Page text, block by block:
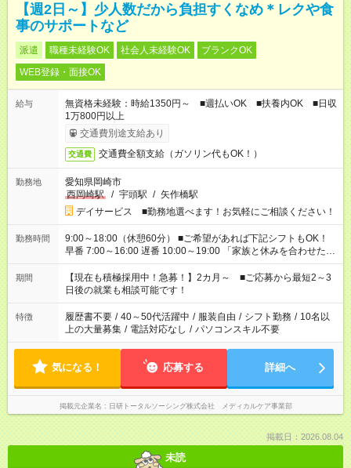
【週2日～】少人数だから負担すくなめ＊レクや食
事のサポートなど
派遣 職種未経験OK 社会人未経験OK
ブランクOK
WEB登録・面接OK
給与
無資格未経験：時給1350円～ ■週払いOK ■扶養内OK ■日収
1万800円以上
交通費別途支給あり
交通費 交通費全額支給（ガソリン代もOK！）
勤務地
愛知県岡崎市
西岡崎駅
/ 宇頭駅 / 矢作橋駅
デイサービス ■勤務地選べます！お気軽にご相談ください！
勤務時間
9:00～18:00（休憩60分） ■ご希望があれば下記シフトもOK！
早番 7:00～16:00 遅番 10:00～19:00 「家族と休みを合わせた
い」 「余裕を持って夕飯の準備がしたい」 「できれば残業はし
たくない」 など、ご希望を教えてくださいね。 ※Wワーク希望
の方へ 今ご覧のお仕事で希望する勤務時間と、もう1つのお仕事
の勤務時間。 合計で週40時間を超える場合は応募できません。
期間
【現在も積極採用中！急募！】2カ月～ ■ご応募から最短2～3
日後の就業も相談可能です！
特徴 履歴書不要 / 40～50代活躍中 / 服装自由 / シフト勤務 / 10名以
上の大量募集 / 電話対応なし / パソコンスキル不要
気になる！ 応募する 詳細へ
掲載元企業名 日研トータルソーシング株式会社 メディカルケア事業部
掲載日：2026.08.04
未読